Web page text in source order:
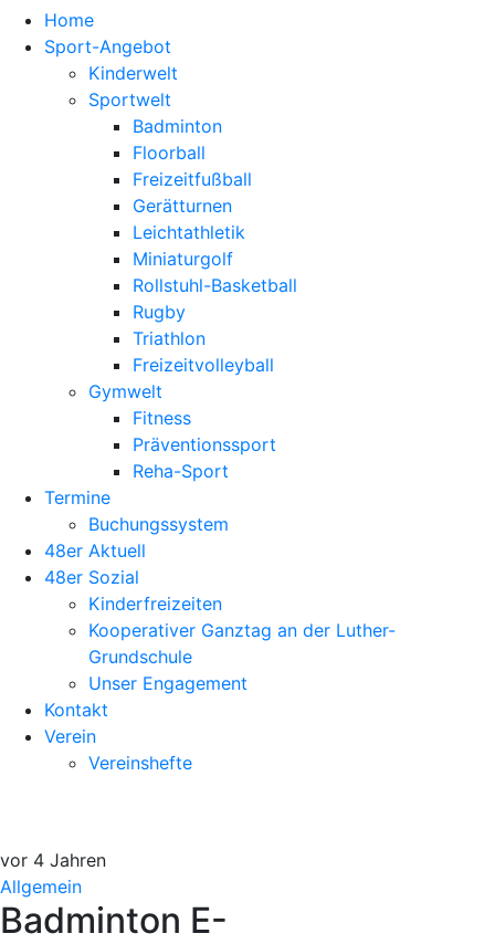
Home
Sport-Angebot
Kinderwelt
Sportwelt
Badminton
Floorball
Freizeitfußball
Gerätturnen
Leichtathletik
Miniaturgolf
Rollstuhl-Basketball
Rugby
Triathlon
Freizeitvolleyball
Gymwelt
Fitness
Präventionssport
Reha-Sport
Termine
Buchungssystem
48er Aktuell
48er Sozial
Kinderfreizeiten
Kooperativer Ganztag an der Luther-
Grundschule
Unser Engagement
Kontakt
Verein
Vereinshefte
vor 4 Jahren
Allgemein
Badminton E-